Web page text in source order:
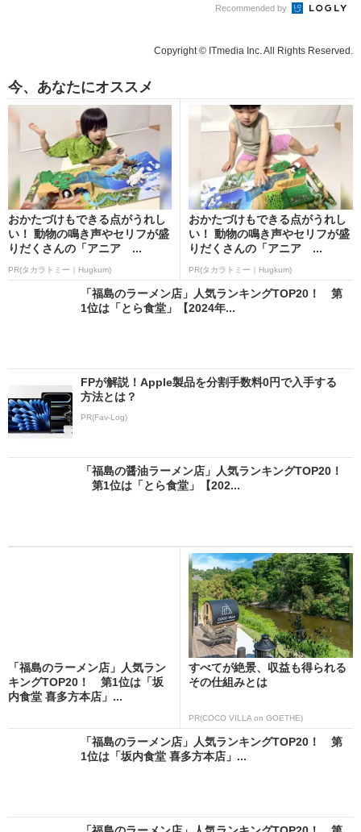
Recommended by
Copyright © ITmedia Inc. All Rights Reserved.
今、あなたにオススメ
おかたづけもできる点がうれし
い！ 動物の鳴き声やセリフが盛
りだくさんの「アニア ...
PR(タカラトミー｜Hugkum)
おかたづけもできる点がうれし
い！ 動物の鳴き声やセリフが盛
りだくさんの「アニア ...
PR(タカラトミー｜Hugkum)
「福島のラーメン店」人気ランキングTOP20！ 第
1位は「とら食堂」【2024年...
FPが解説！Apple製品を分割手数料0円で入手する
方法とは？
PR(Fav-Log)
「福島の醤油ラーメン店」人気ランキングTOP20！
第1位は「とら食堂」【202...
「福島のラーメン店」人気ラン
キングTOP20！ 第1位は「坂
内食堂 喜多方本店」...
すべてが絶景、収益も得られる
その仕組みとは
PR(COCO VILLA on GOETHE)
「福島のラーメン店」人気ランキングTOP20！ 第
1位は「坂内食堂 喜多方本店」...